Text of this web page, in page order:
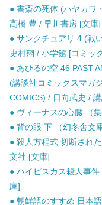
● 書斎の死体 (ハヤカワ
高橋 豊 / 早川書房 [文庫]
● サンクチュアリ 4 (戦
史村翔 / 小学館 [コミッ
● あひるの空 46 PAST
(講談社コミックスマガ
COMICS) / 日向武史 /
● ヴィーナスの心臓 （
● 背の眼 下 （幻冬舎文
● 殺人方程式 切断され
文社 [文庫]
● ハイビスカス殺人事
庫]
● 朝鮮語のすすめ 日本